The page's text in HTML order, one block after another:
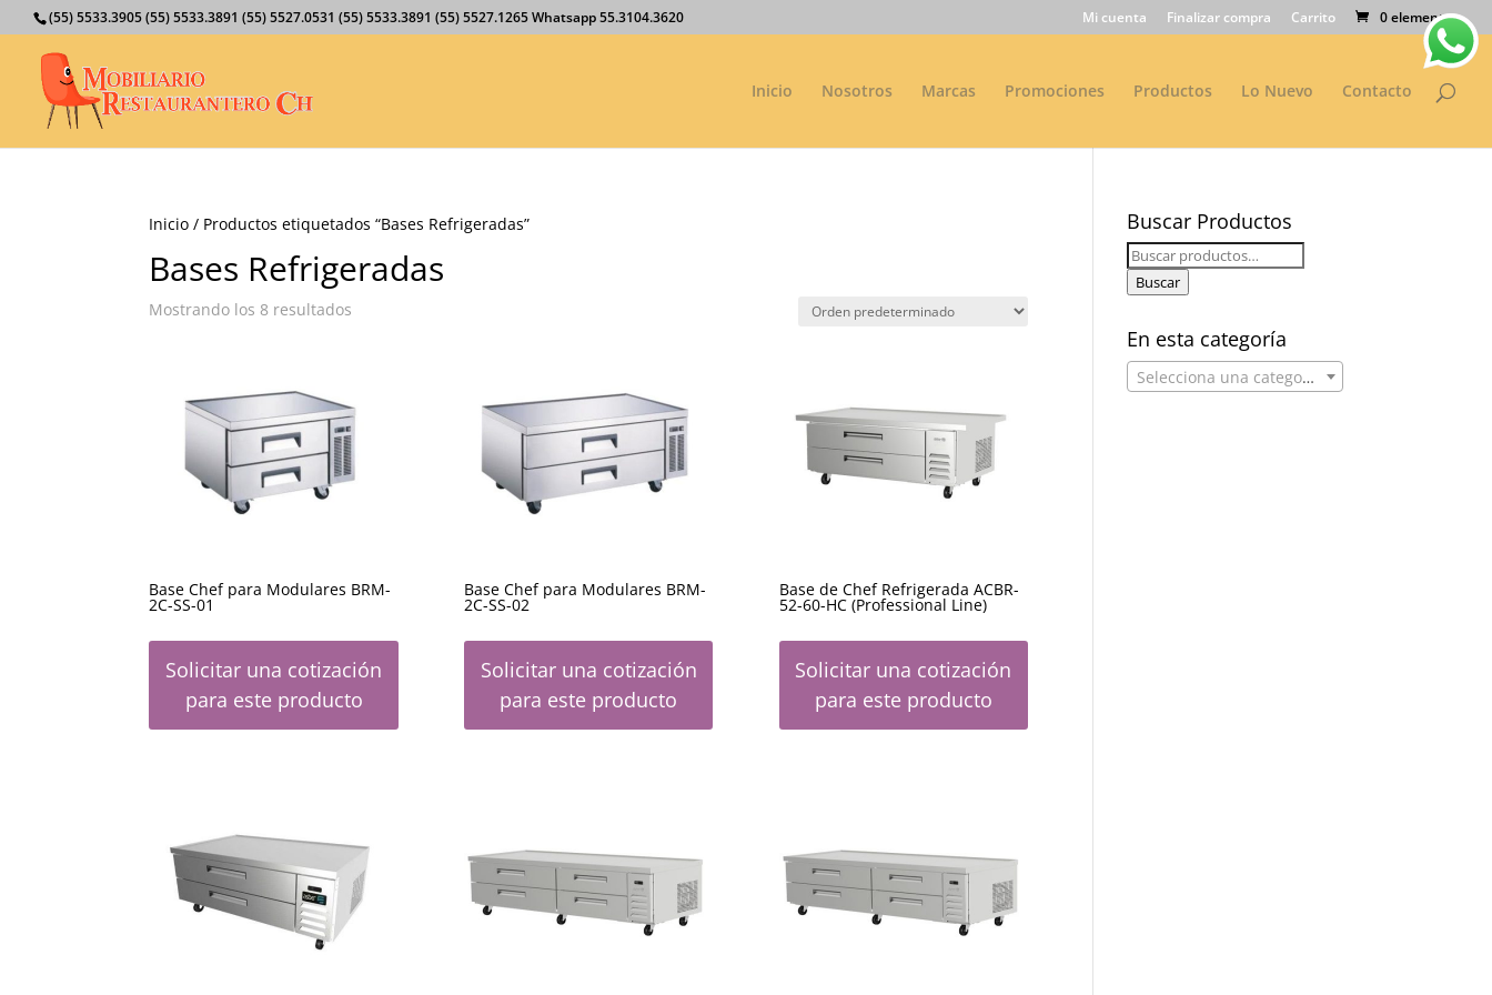
(55) 5533.3905 (55) 5533.3891 (55) 5527.0531 (55) 5533.3891 (55) 5527.1265 Whatsapp 55.3104.3620 Mi cuenta Finalizar compra Carrito 0 elementos
Inicio Nosotros Marcas Promociones Productos Lo Nuevo Contacto
Inicio / Productos etiquetados “Bases Refrigeradas”
Bases Refrigeradas
Mostrando los 8 resultados
Base Chef para Modulares BRM-
2C-SS-01
Solicitar una cotización
para este producto
Base Chef para Modulares BRM-
2C-SS-02
Solicitar una cotización
para este producto
Base de Chef Refrigerada ACBR-
52-60-HC (Professional Line)
Solicitar una cotización
para este producto
Buscar Productos
Buscar
por:
Buscar
En esta categoría
Selecciona una categoría